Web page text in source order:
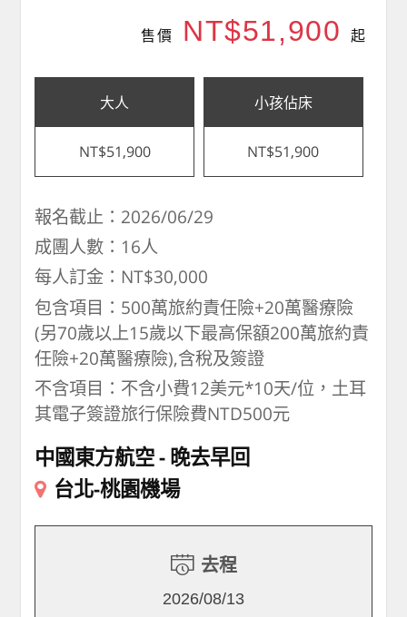
售價 NT$51,900 起
大人
NT$51,900
小孩佔床
NT$51,900
報名截止：2026/06/29
成團人數：16人
每人訂金：NT$30,000
包含項目：500萬旅約責任險+20萬醫療險
(另70歲以上15歲以下最高保額200萬旅約責
任險+20萬醫療險),含稅及簽證
不含項目：不含小費12美元*10天/位，土耳
其電子簽證旅行保險費NTD500元
中國東方航空 晚去早回
台北-桃園機場
去程
2026/08/13